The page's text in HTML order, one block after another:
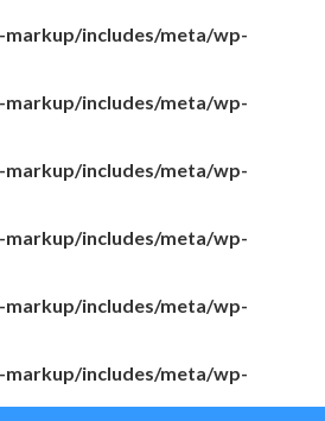
includes/meta/wp-
includes/meta/wp-
includes/meta/wp-
includes/meta/wp-
includes/meta/wp-
includes/meta/wp-